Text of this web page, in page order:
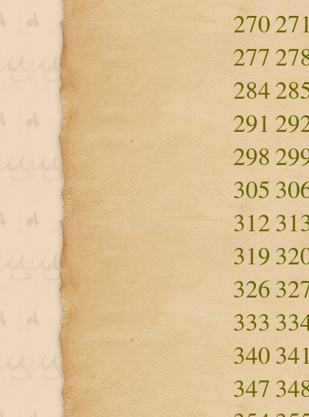
270
277
284
291
298
305
312
319
326
333
340
347